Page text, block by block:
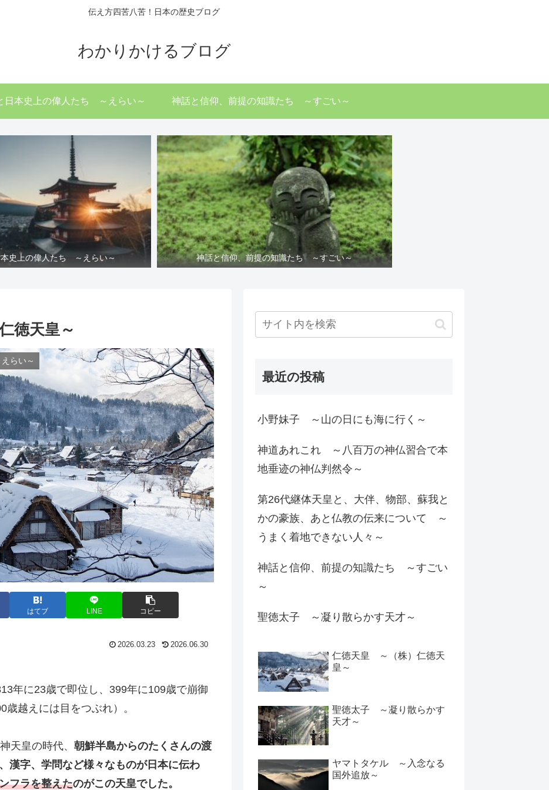
伝え方四苦八苦！日本の歴史ブログ
わかりかけるブログ
日本史上の偉人たち ～えらい～ 神話と信仰、前提の知識たち ～すごい～
史上の偉人たち ～えらい～ 神話と信仰、前提の知識たち ～すごい～
徳天皇～
らい～
はてブ LINE コピー
2026.03.23 2026.06.30
年に23歳で即位し、399年に109歳で崩御
歳越えには目をつぶれ）。
天皇の時代、 朝鮮半島からのたくさんの渡
漢字、学問など様々なものが日本に伝わ
フラを整えたのがこの天皇でした。
最近の投稿
小野妹子 ～山の日にも海に行く～
神道あれこれ ～八百万の神仏習合で本
地垂迹の神仏判然令～
第26代継体天皇と、大伴、物部、蘇我と
かの豪族、あと仏教の伝来について ～
うまく着地できない人々～
神話と信仰、前提の知識たち ～すごい
～
聖徳太子 ～凝り散らかす天才～
仁徳天皇 ～（株）仁徳天
皇～
聖徳太子 ～凝り散らかす
天才～
ヤマトタケル ～入念なる
国外追放～